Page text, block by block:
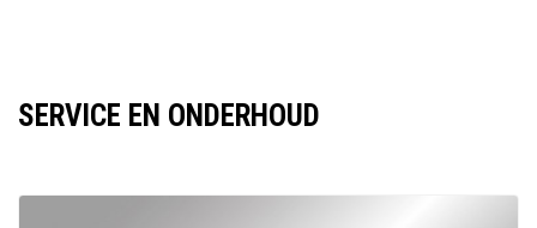
SERVICE EN ONDERHOUD